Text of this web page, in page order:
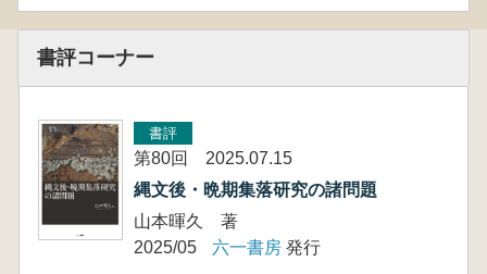
書評コーナー
書評
第80回 2025.07.15
縄文後・晩期集落研究の諸問題
山本暉久 著
2025/05
六一書房 発行